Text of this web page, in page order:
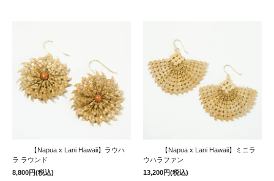
【Napua x Lani Hawaii】ラウハ
ラ ラウンド
8,800円(税込)
【Napua x Lani Hawaii】ミニラ
ウハラファン
13,200円(税込)